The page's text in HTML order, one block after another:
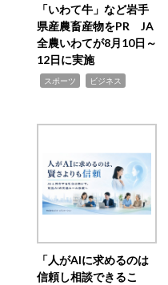
「いわて牛」など岩手
県産農畜産物をPR JA
全農いわてが8月10日～
12日に実施
スポーツ ビジネス
「人がAIに求めるのは
信頼し相談できるこ